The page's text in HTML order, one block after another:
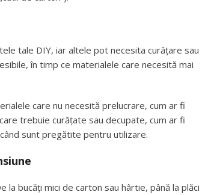
tale DIY, iar altele pot necesita curățare sau
în timp ce materialele care necesită mai
care nu necesită prelucrare, cum ar fi
trebuie curățate sau decupate, cum ar fi
sunt pregătite pentru utilizare.
la bucăți mici de carton sau hârtie, până la plăci